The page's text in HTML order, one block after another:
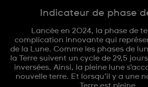
Indicateur de phase
Lancée en 2024, la phase de
complication innovante qui
de la Lune. Comme les phases de
la Terre suivent un cycle de 29,5
inversées. Ainsi, la pleine lune
nouvelle terre. Et lorsqu’il y a une